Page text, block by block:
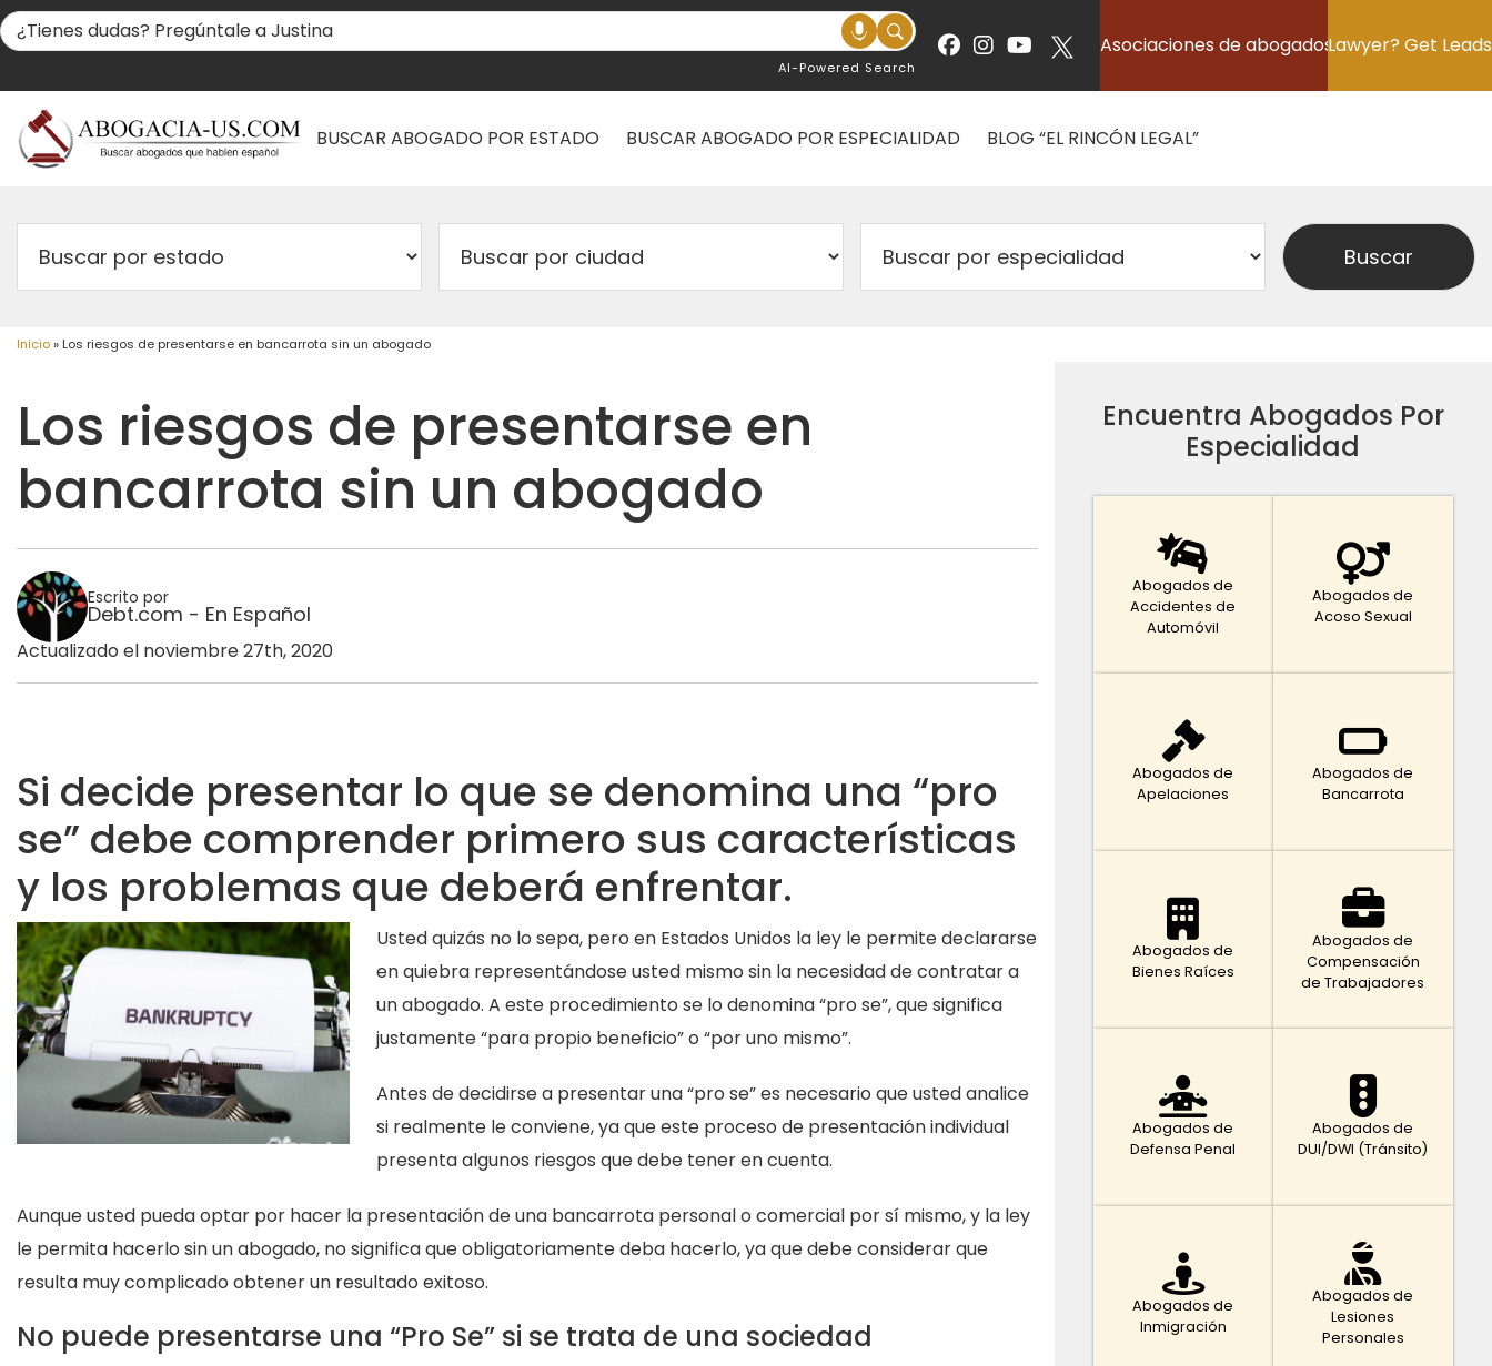
AI-Powered Search
Asociaciones de abogadosLawyer? Get Leads
BUSCAR ABOGADO POR ESTADO BUSCAR ABOGADO POR ESPECIALIDAD BLOG “EL RINCÓN LEGAL”
Inicio» Los riesgos de presentarse en bancarrota sin un abogado
Los riesgos de presentarse en
bancarrota sin un abogado
Escrito por
Debt.com - En Español
Actualizado el noviembre 27th, 2020
Si decide presentar lo que se denomina una “pro
se” debe comprender primero sus características
y los problemas que deberá enfrentar.
Usted quizás no lo sepa, pero en Estados Unidos la ley le permite declararse
en quiebra representándose usted mismo sin la necesidad de contratar a
un abogado. A este procedimiento se lo denomina “pro se”, que significa
justamente “para propio beneficio” o “por uno mismo”.
Antes de decidirse a presentar una “pro se” es necesario que usted analice
si realmente le conviene, ya que este proceso de presentación individual
presenta algunos riesgos que debe tener en cuenta.
Aunque usted pueda optar por hacer la presentación de una bancarrota personal o comercial por sí mismo, y la ley
le permita hacerlo sin un abogado, no significa que obligatoriamente deba hacerlo, ya que debe considerar que
resulta muy complicado obtener un resultado exitoso.
No puede presentarse una “Pro Se” si se trata de una sociedad
Encuentra Abogados Por
Especialidad
Abogados de
Accidentes de
Automóvil
Abogados de
Acoso Sexual
Abogados de
Apelaciones
Abogados de
Bancarrota
Abogados de
Bienes Raíces
Abogados de
Compensación
de Trabajadores
Abogados de
Defensa Penal
Abogados de
DUI/DWI (Tránsito)
Abogados de
Inmigración
Abogados de
Lesiones
Personales